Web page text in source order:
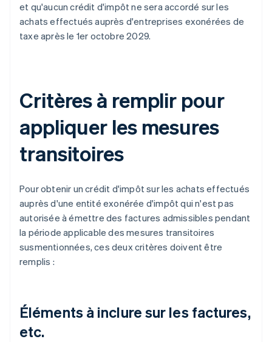
et qu'aucun crédit d'impôt ne sera accordé sur les
achats effectués auprès d'entreprises exonérées de
taxe après le 1er octobre 2029.
Critères à remplir pour
appliquer les mesures
transitoires
Pour obtenir un crédit d'impôt sur les achats effectués
auprès d'une entité exonérée d'impôt qui n'est pas
autorisée à émettre des factures admissibles pendant
la période applicable des mesures transitoires
susmentionnées, ces deux critères doivent être
remplis :
Éléments à inclure sur les factures,
etc.